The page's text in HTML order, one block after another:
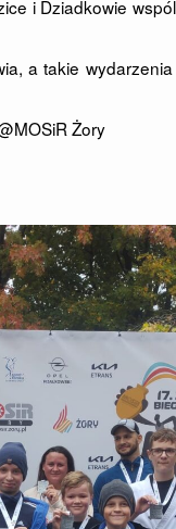
i Dziadkowie
a takie
Żory